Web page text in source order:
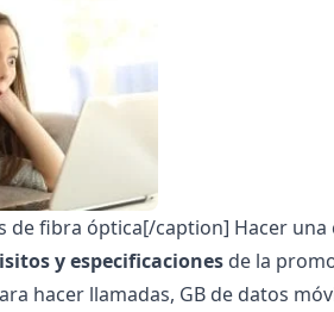
de fibra óptica[/caption] Hacer
y especificacionesde la
hacer llamadas, GB de datos